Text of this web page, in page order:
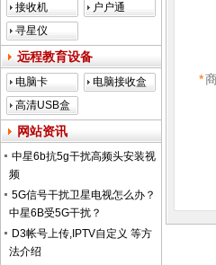
接收机
户户通
寻星仪
远程教育设备
电脑卡
电脑接收盒
高清USB盒
子网站资讯
中星6b抗5g干扰高频头安装视
频
5G信号干扰卫星电视怎么办？
中星6B受5G干扰？
D3帐号上传,IPTV自定义 等方
法介绍
*